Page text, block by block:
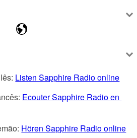
Listen Sapphire Radio online
Ecouter Sapphire Radio en
Hören Sapphire Radio online